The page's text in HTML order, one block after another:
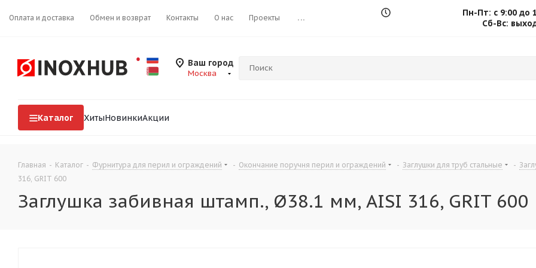
Оплата и доставка Обмен и возврат Контакты О нас Проекты ...
Пн-Пт: с 9:00 до
Сб-Вс:
Ваш город
Москва
Каталог ХитыНовинкиАкции
Главная - Каталог - Фурнитура для перил и ограждений - Окончание поручня перил и ограждений - Заглушки для труб стальные -
316, GRIT 600
Заглушка забивная штамп., Ø38.1 мм, AISI 316, GRIT 600